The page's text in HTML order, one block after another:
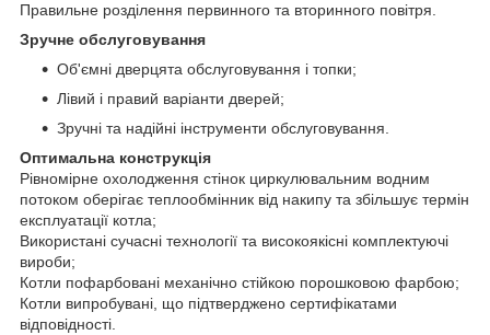
Правильне розділення первинного та вторинного повітря.
Зручне обслуговування
Об'ємні дверцята обслуговування і топки;
Лівий і правий варіанти дверей;
Зручні та надійні інструменти обслуговування.
Оптимальна конструкція
Рівномірне охолодження стінок циркулювальним водним
потоком оберігає теплообмінник від накипу та збільшує термін
експлуатації котла;
Використані сучасні технології та високоякісні комплектуючі
вироби;
Котли пофарбовані механічно стійкою порошковою фарбою;
Котли випробувані, що підтверджено сертифікатами
відповідності.